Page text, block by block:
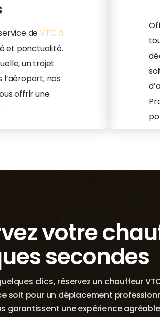
deVTC à
et ponctualité.
un trajet
nos
offrir une
votre
secondes
clics, réservez un chauffeur
soit pour un déplacement
garantissent une expérience